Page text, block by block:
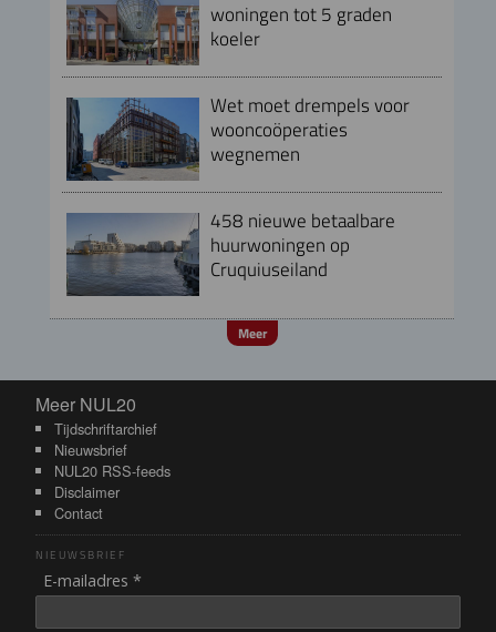
woningen tot 5 graden
koeler
Wet moet drempels voor
wooncoöperaties
wegnemen
458 nieuwe betaalbare
huurwoningen op
Cruquiuseiland
Meer
Meer NUL20
Meer NUL20
Tijdschriftarchief
Nieuwsbrief
NUL20 RSS-feeds
Disclaimer
Contact
NIEUWSBRIEF
E-mailadres *